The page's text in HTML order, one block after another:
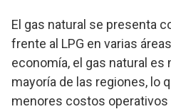
El gas natural se presenta
frente al LPG en varias
economía, el gas natural es
mayoría de las regiones, lo
menores costos operativos